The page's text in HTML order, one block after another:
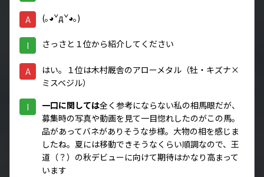
A (｡◕ˇдˇ​◕｡)
I さっさと１位から紹介してください
A
はい。１位は木村厩舎のアローメタル（牡・キズナ×
ミスベジル）
I 一口に関しては全く参考にならない私の相馬眼だが、
募集時の写真や動画を見て一目惚れしたのがこの馬。
品があってバネがありそうな歩様。大物の相を感じま
したね。夏には移動できそうなくらい順調なので、王
道（？）の秋デビューに向けて期待はかなり高まって
います